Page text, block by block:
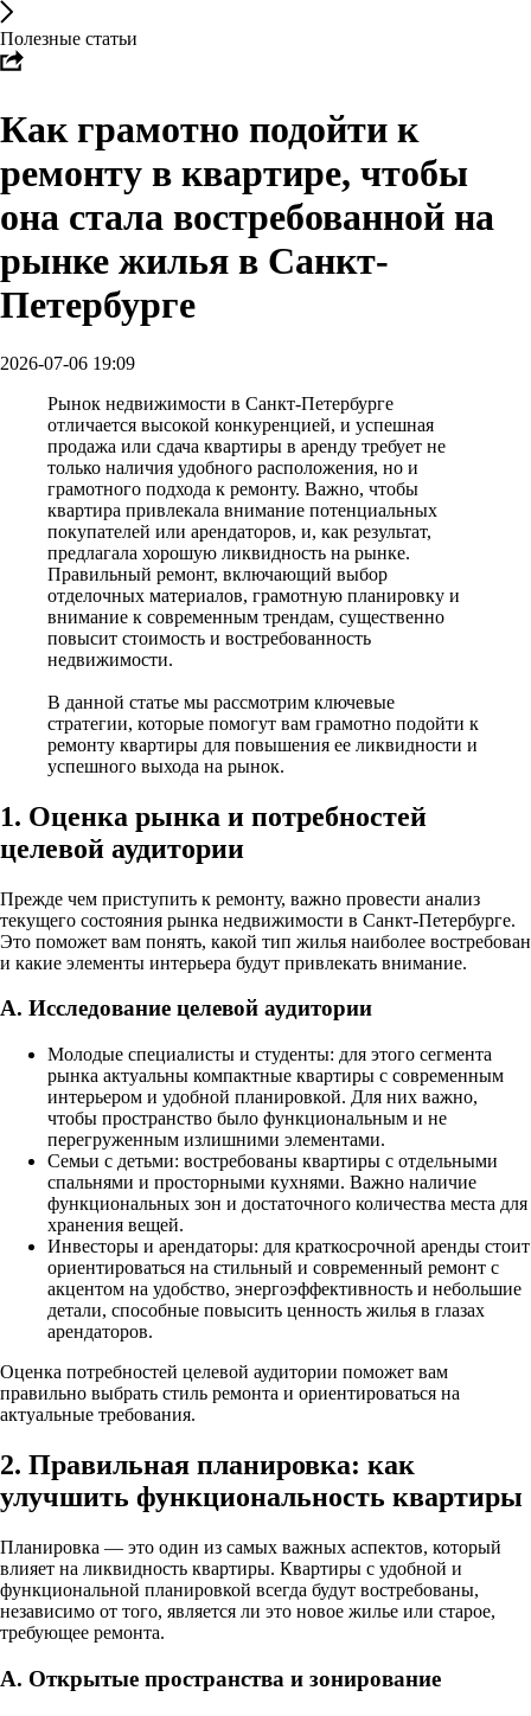
Полезные статьи
Как грамотно подойти к
ремонту в квартире, чтобы
она стала востребованной на
рынке жилья в Санкт-
Петербурге
2026-07-06 19:09
Рынок недвижимости в Санкт-Петербурге
отличается высокой конкуренцией, и успешная
продажа или сдача квартиры в аренду требует не
только наличия удобного расположения, но и
грамотного подхода к ремонту. Важно, чтобы
квартира привлекала внимание потенциальных
покупателей или арендаторов, и, как результат,
предлагала хорошую ликвидность на рынке.
Правильный ремонт, включающий выбор
отделочных материалов, грамотную планировку и
внимание к современным трендам, существенно
повысит стоимость и востребованность
недвижимости.
В данной статье мы рассмотрим ключевые
стратегии, которые помогут вам грамотно подойти к
ремонту квартиры для повышения ее ликвидности и
успешного выхода на рынок.
1. Оценка рынка и потребностей
целевой аудитории
Прежде чем приступить к ремонту, важно провести анализ
текущего состояния рынка недвижимости в Санкт-Петербурге.
Это поможет вам понять, какой тип жилья наиболее востребован
и какие элементы интерьера будут привлекать внимание.
А. Исследование целевой аудитории
Молодые специалисты и студенты: для этого сегмента
рынка актуальны компактные квартиры с современным
интерьером и удобной планировкой. Для них важно,
чтобы пространство было функциональным и не
перегруженным излишними элементами.
Семьи с детьми: востребованы квартиры с отдельными
спальнями и просторными кухнями. Важно наличие
функциональных зон и достаточного количества места для
хранения вещей.
Инвесторы и арендаторы: для краткосрочной аренды стоит
ориентироваться на стильный и современный ремонт с
акцентом на удобство, энергоэффективность и небольшие
детали, способные повысить ценность жилья в глазах
арендаторов.
Оценка потребностей целевой аудитории поможет вам
правильно выбрать стиль ремонта и ориентироваться на
актуальные требования.
2. Правильная планировка: как
улучшить функциональность квартиры
Планировка — это один из самых важных аспектов, который
влияет на ликвидность квартиры. Квартиры с удобной и
функциональной планировкой всегда будут востребованы,
независимо от того, является ли это новое жилье или старое,
требующее ремонта.
А. Открытые пространства и зонирование